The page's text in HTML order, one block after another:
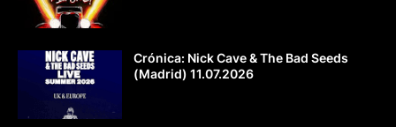
Crónica: Nick Cave & The Bad Seeds
(Madrid) 11.07.2026